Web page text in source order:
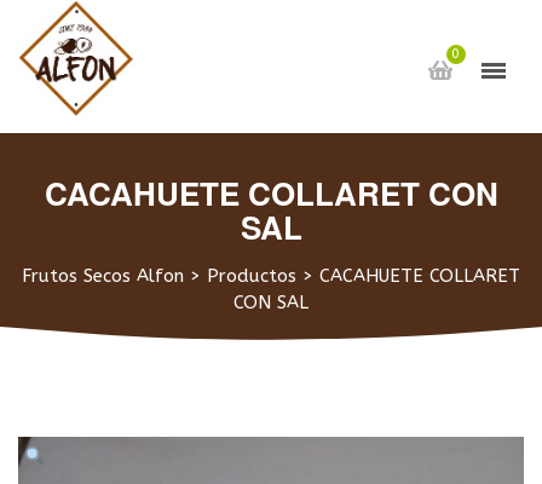
0
CACAHUETE COLLARET CON
SAL
Frutos Secos Alfon > Productos > CACAHUETE COLLARET
CON SAL